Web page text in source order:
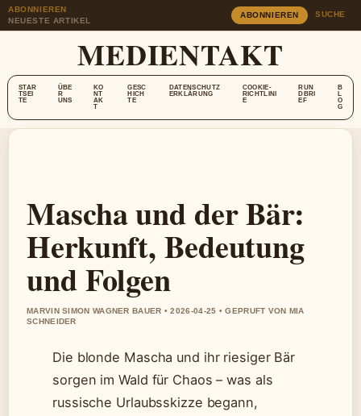
ABONNIEREN
NEUESTE ARTIKEL
ABONNIEREN SUCHE
MEDIENTAKT
STAR
TSEI
TE
ÜBE
R
UNS
KO
NT
AK
T
GESC
HICH
TE
DATENSCHUTZ
ERKLÄRUNG
COOKIE-
RICHTLINI
E
RUN
DBRI
EF
B
L
O
G
Mascha und der Bär:
Herkunft, Bedeutung
und Folgen
MARVIN SIMON WAGNER BAUER • 2026-04-25 • GEPRUFT VON MIA
SCHNEIDER
Die blonde Mascha und ihr riesiger Bär
sorgen im Wald für Chaos – was als
russische Urlaubsskizze begann,